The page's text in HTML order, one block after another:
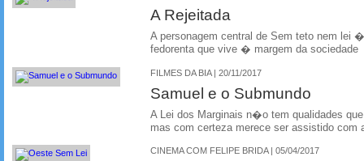
A Rejeitada
A personagem central de Sem teto nem lei
fedorenta que vive � margem da sociedade
FILMES DA BIA | 20/11/2017
Samuel e o Submundo
A Lei dos Marginais n�o tem qualidades
mas com certeza merece ser assistido
CINEMA COM FELIPE BRIDA | 05/04/2017